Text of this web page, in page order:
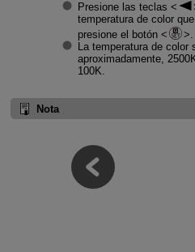
Presione las teclas
temperatura de color
presione el botón
.
La temperatura de color
aproximadamente,
100K.
Nota